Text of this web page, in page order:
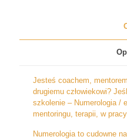
Jesteś coachem,
drugiemu człowiekowi?
szkolenie – Numerologia /
mentoringu, terapii, w
Numerologia to cudowne